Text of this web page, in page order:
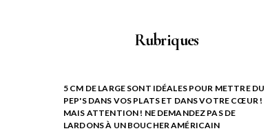
Rubriques
5 CM DE LARGE SONT IDÉALES POUR METTRE DU
PEP'S DANS VOS PLATS ET DANS VOTRE CŒUR !
MAIS ATTENTION ! NE DEMANDEZ PAS DE
LARDONS À UN BOUCHER AMÉRICAIN